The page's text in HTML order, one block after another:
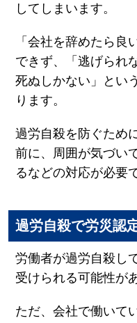
してしまいます。
「会社を辞めたら良
できず、「逃げられ
死ぬしかない」とい
ります。
過労自殺を防ぐため
前に、周囲が気づい
るなどの対応が必要
過労自殺で労災認
労働者が過労自殺し
受けられる可能性が
ただ、会社で働いて